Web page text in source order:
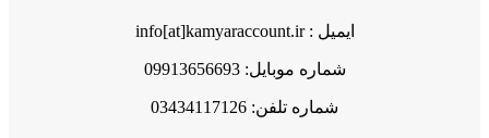
ایمیل : info[at]kamyaraccount.ir
شماره موبایل: 09913656693
شماره تلفن: 03434117126